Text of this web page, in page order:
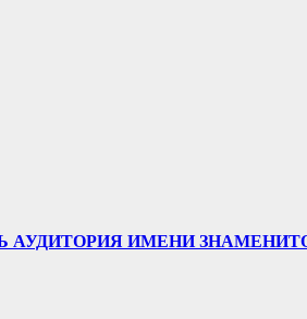
АУДИТОРИЯ ИМЕНИ